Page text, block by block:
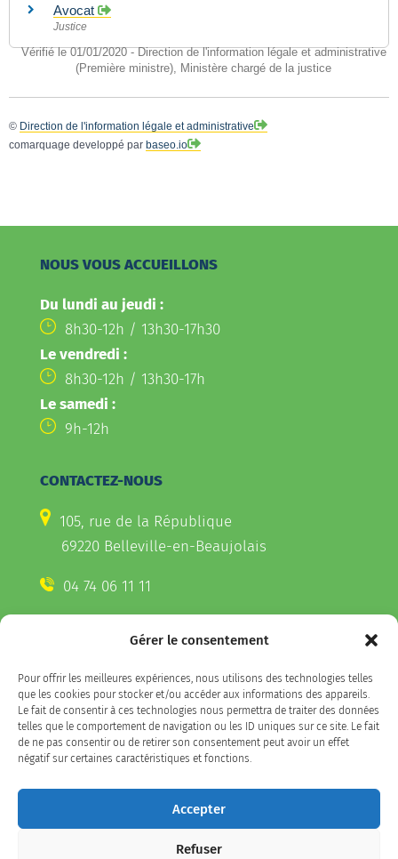
Gérer le consentement
Pour offrir les meilleures expériences, nous utilisons des technologies telles
que les cookies pour stocker et/ou accéder aux informations des appareils.
Le fait de consentir à ces technologies nous permettra de traiter des données
telles que le comportement de navigation ou les ID uniques sur ce site. Le fait
de ne pas consentir ou de retirer son consentement peut avoir un effet
négatif sur certaines caractéristiques et fonctions.
Accepter
Refuser
Vérifié le 01/01/2020 - Direction de l'information légale et administrative
(Première ministre), Ministère chargé de la justice
Avocat
Justice
© Direction de l'information légale et administrative
comarquage developpé par baseo.io
NOUS VOUS ACCUEILLONS
Du lundi au jeudi :
8h30-12h / 13h30-17h30
Le vendredi :
8h30-12h / 13h30-17h
Le samedi :
9h-12h
CONTACTEZ-NOUS
105, rue de la République
69220 Belleville-en-Beaujolais
04 74 06 11 11
CONTACTEZ-NOUS
Télécharger l'appli Belleville
sur votre smartphone
Instagram